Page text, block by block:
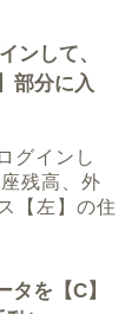
ンして、
部分に入
グインし
残高、外
【左】の住
を【C】